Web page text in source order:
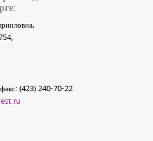
(423) 240-70-22